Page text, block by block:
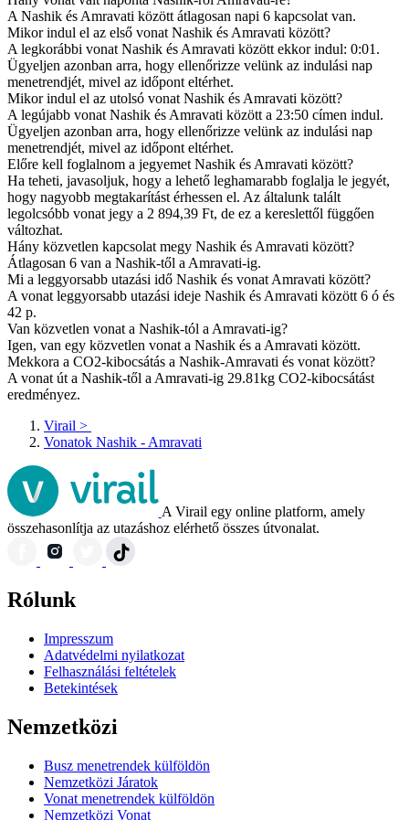
A Nashik és Amravati között átlagosan napi 6 kapcsolat van.
Mikor indul el az első vonat Nashik és Amravati között?
A legkorábbi vonat Nashik és Amravati között ekkor indul: 0:01.
Ügyeljen azonban arra, hogy ellenőrizze velünk az indulási nap
menetrendjét, mivel az időpont eltérhet.
Mikor indul el az utolsó vonat Nashik és Amravati között?
A legújabb vonat Nashik és Amravati között a 23:50 címen indul.
Ügyeljen azonban arra, hogy ellenőrizze velünk az indulási nap
menetrendjét, mivel az időpont eltérhet.
Előre kell foglalnom a jegyemet Nashik és Amravati között?
Ha teheti, javasoljuk, hogy a lehető leghamarabb foglalja le jegyét,
hogy nagyobb megtakarítást érhessen el. Az általunk talált
legolcsóbb vonat jegy a 2 894,39 Ft, de ez a kereslettől függően
változhat.
Hány közvetlen kapcsolat megy Nashik és Amravati között?
Átlagosan 6 van a Nashik-től a Amravati-ig.
Mi a leggyorsabb utazási idő Nashik és vonat Amravati között?
A vonat leggyorsabb utazási ideje Nashik és Amravati között 6 ó és
42 p.
Van közvetlen vonat a Nashik-tól a Amravati-ig?
Igen, van egy közvetlen vonat a Nashik és a Amravati között.
Mekkora a CO2-kibocsátás a Nashik-Amravati és vonat között?
A vonat út a Nashik-től a Amravati-ig 29.81kg CO2-kibocsátást
eredményez.
Virail >
Vonatok Nashik - Amravati
A Virail egy online platform, amely
összehasonlítja az utazáshoz elérhető összes útvonalat.
Rólunk
Impresszum
Adatvédelmi nyilatkozat
Felhasználási feltételek
Betekintések
Nemzetközi
Busz menetrendek külföldön
Nemzetközi Járatok
Vonat menetrendek külföldön
Nemzetközi Vonat